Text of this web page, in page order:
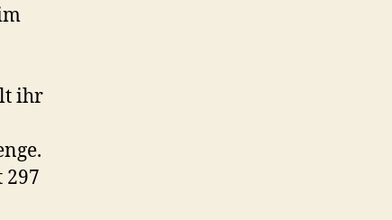
ihr
297